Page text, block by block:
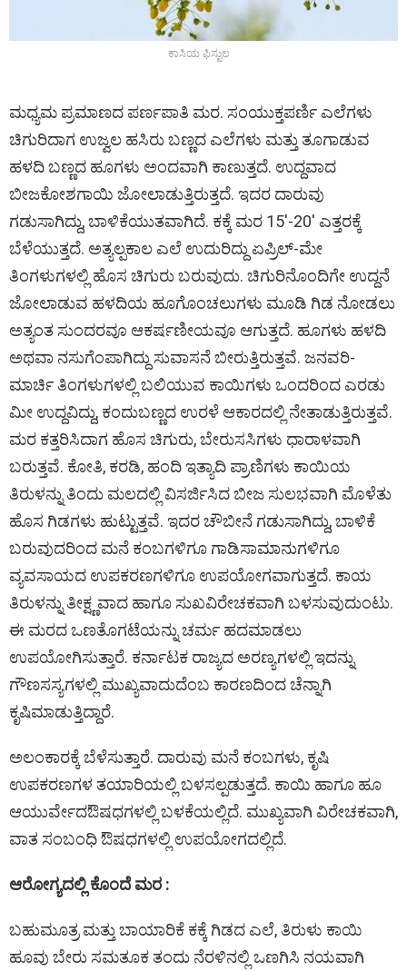
ಕಾಸಿಯ ಫಿಸ್ಟುಲ
ಮಧ್ಯಮ ಪ್ರಮಾಣದ ಪರ್ಣಪಾತಿ ಮರ. ಸಂಯುಕ್ತಪರ್ಣಿ ಎಲೆಗಳು
ಚಿಗುರಿದಾಗ ಉಜ್ವಲ ಹಸಿರು ಬಣ್ಣದ ಎಲೆಗಳು ಮತ್ತು ತೂಗಾಡುವ
ಹಳದಿ ಬಣ್ಣದ ಹೂಗಳು ಅಂದವಾಗಿ ಕಾಣುತ್ತದೆ. ಉದ್ದವಾದ
ಬೀಜಕೋಶಗಾಯಿ ಜೋಲಾಡುತ್ತಿರುತ್ತದೆ. ಇದರ ದಾರುವು
ಗಡುಸಾಗಿದ್ದು, ಬಾಳಿಕೆಯುತವಾಗಿದೆ. ಕಕ್ಕೆ ಮರ 15′-20′ ಎತ್ತರಕ್ಕೆ
ಬೆಳೆಯುತ್ತದೆ. ಅತ್ಯಲ್ಪಕಾಲ ಎಲೆ ಉದುರಿದ್ದು ಏಪ್ರಿಲ್-ಮೇ
ತಿಂಗಳುಗಳಲ್ಲಿ ಹೊಸ ಚಿಗುರು ಬರುವುದು. ಚಿಗುರಿನೊಂದಿಗೇ ಉದ್ದನೆ
ಜೋಲಾಡುವ ಹಳದಿಯ ಹೂಗೊಂಚಲುಗಳು ಮೂಡಿ ಗಿಡ ನೋಡಲು
ಅತ್ಯಂತ ಸುಂದರವೂ ಆಕರ್ಷಣೀಯವೂ ಆಗುತ್ತದೆ. ಹೂಗಳು ಹಳದಿ
ಅಥವಾ ನಸುಗೆಂಪಾಗಿದ್ದು ಸುವಾಸನೆ ಬೀರುತ್ತಿರುತ್ತವೆ. ಜನವರಿ-
ಮಾರ್ಚಿ ತಿಂಗಳುಗಳಲ್ಲಿ ಬಲಿಯುವ ಕಾಯಿಗಳು ಒಂದರಿಂದ ಎರಡು
ಮೀ ಉದ್ದವಿದ್ದು, ಕಂದುಬಣ್ಣದ ಉರಳೆ ಆಕಾರದಲ್ಲಿ ನೇತಾಡುತ್ತಿರುತ್ತವೆ.
ಮರ ಕತ್ತರಿಸಿದಾಗ ಹೊಸ ಚಿಗುರು, ಬೇರುಸಸಿಗಳು ಧಾರಾಳವಾಗಿ
ಬರುತ್ತವೆ. ಕೋತಿ, ಕರಡಿ, ಹಂದಿ ಇತ್ಯಾದಿ ಪ್ರಾಣಿಗಳು ಕಾಯಿಯ
ತಿರುಳನ್ನು ತಿಂದು ಮಲದಲ್ಲಿ ವಿಸರ್ಜಿಸಿದ ಬೀಜ ಸುಲಭವಾಗಿ ಮೊಳೆತು
ಹೊಸ ಗಿಡಗಳು ಹುಟ್ಟುತ್ತವೆ. ಇದರ ಚೌಬೀನೆ ಗಡುಸಾಗಿದ್ದು, ಬಾಳಿಕೆ
ಬರುವುದರಿಂದ ಮನೆ ಕಂಬಗಳಿಗೂ ಗಾಡಿಸಾಮಾನುಗಳಿಗೂ
ವ್ಯವಸಾಯದ ಉಪಕರಣಗಳಿಗೂ ಉಪಯೋಗವಾಗುತ್ತದೆ. ಕಾಯ
ತಿರುಳನ್ನು ತೀಕ್ಷ್ಣವಾದ ಹಾಗೂ ಸುಖವಿರೇಚಕವಾಗಿ ಬಳಸುವುದುಂಟು.
ಈ ಮರದ ಒಣತೊಗಟೆಯನ್ನು ಚರ್ಮ ಹದಮಾಡಲು
ಉಪಯೋಗಿಸುತ್ತಾರೆ. ಕರ್ನಾಟಕ ರಾಜ್ಯದ ಅರಣ್ಯಗಳಲ್ಲಿ ಇದನ್ನು
ಗೌಣಸಸ್ಯಗಳಲ್ಲಿ ಮುಖ್ಯವಾದುದೆಂಬ ಕಾರಣದಿಂದ ಚೆನ್ನಾಗಿ
ಕೃಷಿಮಾಡುತ್ತಿದ್ದಾರೆ.
ಅಲಂಕಾರಕ್ಕೆ ಬೆಳೆಸುತ್ತಾರೆ. ದಾರುವು ಮನೆ ಕಂಬಗಳು, ಕೃಷಿ
ಉಪಕರಣಗಳ ತಯಾರಿಯಲ್ಲಿ ಬಳಸಲ್ಪಡುತ್ತದೆ. ಕಾಯಿ ಹಾಗೂ ಹೂ
ಆಯುರ್ವೇದಔಷಧಗಳಲ್ಲಿ ಬಳಕೆಯಲ್ಲಿದೆ. ಮುಖ್ಯವಾಗಿ ವಿರೇಚಕವಾಗಿ,
ವಾತ ಸಂಬಂಧಿ ಔಷಧಗಳಲ್ಲಿ ಉಪಯೋಗದಲ್ಲಿದೆ.
ಆರೋಗ್ಯದಲ್ಲಿ ಕೊಂದೆ ಮರ :
ಬಹುಮೂತ್ರ ಮತ್ತು ಬಾಯಾರಿಕೆ ಕಕ್ಕೆ ಗಿಡದ ಎಲೆ, ತಿರುಳು ಕಾಯಿ
ಹೂವು ಬೇರು ಸಮತೂಕ ತಂದು ನೆರಳಿನಲ್ಲಿ ಒಣಗಿಸಿ ನಯವಾಗಿ